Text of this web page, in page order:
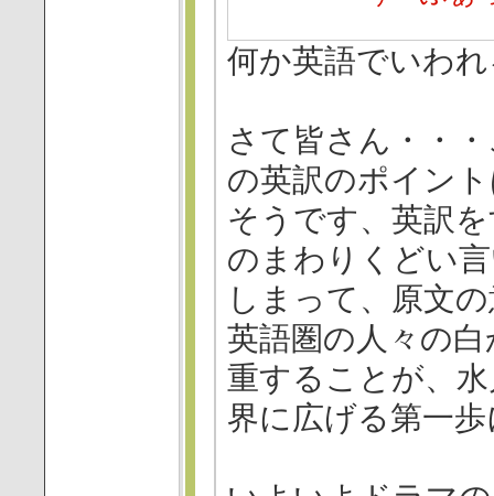
何か英語でいわ
さて皆さん・・
の英訳のポイン
そうです、英訳
のまわりくどい
しまって、原文
英語圏の人々の
重することが、
界に広げる第一